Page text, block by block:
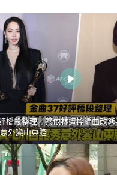
橋段整理／蔡依林遭控編曲改
外變山東腔